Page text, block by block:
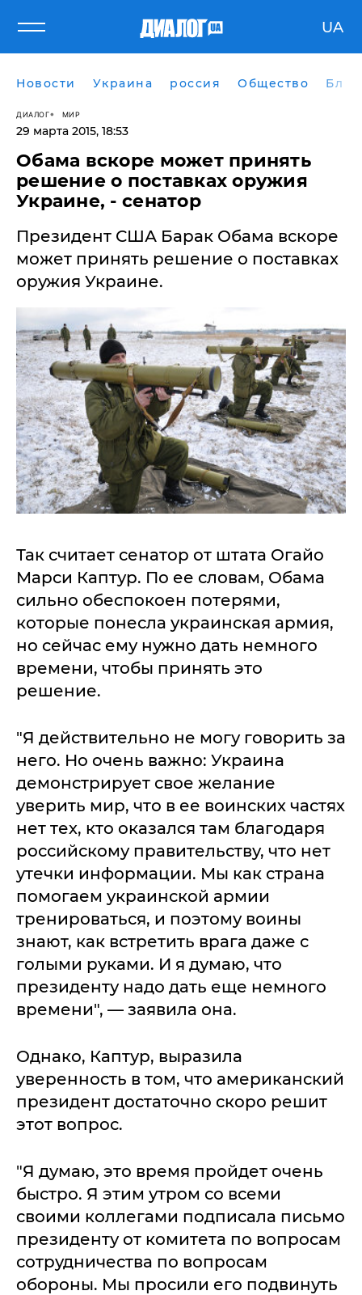
UA
Новости Украина россия Общество
ДИАЛОГ МИР
29 марта 2015, 18:53
Обама вскоре может принять
решение о поставках оружия
Украине, - сенатор
Президент США Барак Обама вскоре
может принять решение о поставках
оружия Украине.
Так считает сенатор от штата Огайо
Марси Каптур. По ее словам, Обама
сильно обеспокоен потерями,
которые понесла украинская армия,
но сейчас ему нужно дать немного
времени, чтобы принять это
решение.
"Я действительно не могу говорить за
него. Но очень важно: Украина
демонстрирует свое желание
уверить мир, что в ее воинских частях
нет тех, кто оказался там благодаря
российскому правительству, что нет
утечки информации. Мы как страна
помогаем украинской армии
тренироваться, и поэтому воины
знают, как встретить врага даже с
голыми руками. И я думаю, что
президенту надо дать еще немного
времени", — заявила она.
Однако, Каптур, выразила
уверенность в том, что американский
президент достаточно скоро решит
этот вопрос.
"Я думаю, это время пройдет очень
быстро. Я этим утром со всеми
своими коллегами подписала письмо
президенту от комитета по вопросам
сотрудничества по вопросам
обороны. Мы просили его подвинуть